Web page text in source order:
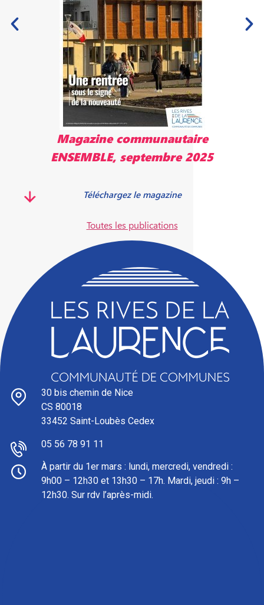
30 bis chemin de Nice
CS 80018
33452 Saint-Loubès Cedex
05 56 78 91 11
À partir du 1er mars : l undi, mercredi, vendredi :
9h00 – 12h30 et 13h30 – 17h. Mardi, jeudi : 9h –
12h30. Sur rdv l’après-midi.
Magazine communautaire
ENSEMBLE, septembre 2025
Téléchargez le magazine
Toutes les publications